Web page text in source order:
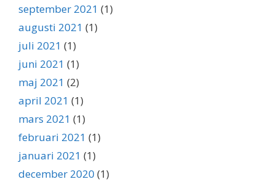
september 2021 (1)
augusti 2021 (1)
juli 2021 (1)
juni 2021 (1)
maj 2021 (2)
april 2021 (1)
mars 2021 (1)
februari 2021 (1)
januari 2021 (1)
december 2020 (1)